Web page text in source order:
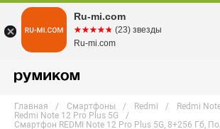
Главная Смартфоны Redmi
Redmi
Redmi Note 12 Pro Plus 5G
Смартфон REDMI Note 12 Pro Plus 5G, 8+256 Гб,
Ru-mi.com
☆☆☆☆☆
★★★★★ (23) звезды
Ru-mi.com